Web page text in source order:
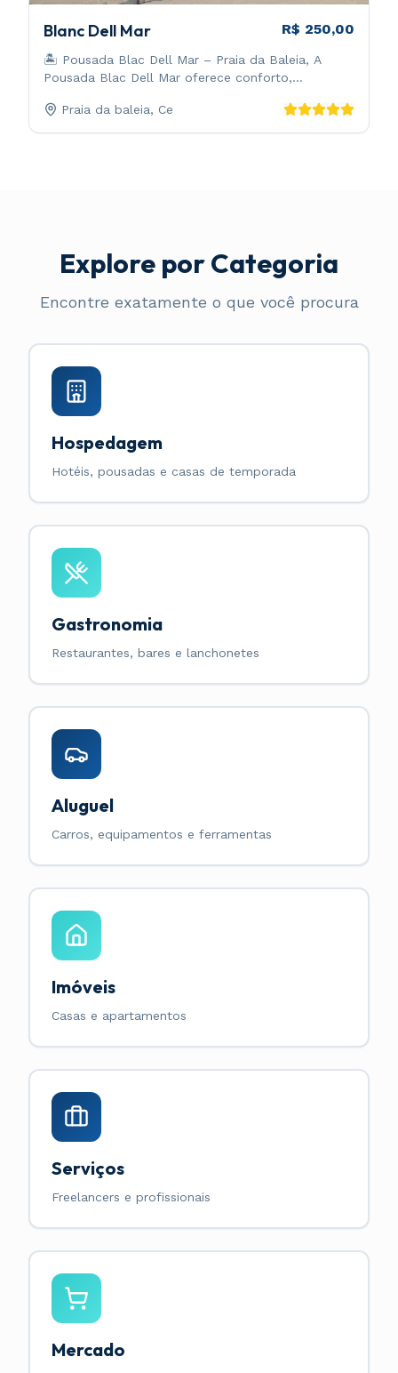
Blanc Dell Mar R$ 250,00
🏝️ Pousada Blac Dell Mar – Praia da Baleia, A
Pousada Blac Dell Mar oferece conforto,
praia da Baleia. Quartos climatizados, piscina ao ar
livre, café da manhã regional e acesso rápido à
Praia da baleia, Ce
Explore por Categoria
Encontre exatamente o que você procura
Hospedagem
Hotéis, pousadas e casas de temporada
Gastronomia
Restaurantes, bares e lanchonetes
Aluguel
Carros, equipamentos e ferramentas
Imóveis
Casas e apartamentos
Serviços
Freelancers e profissionais
Mercado